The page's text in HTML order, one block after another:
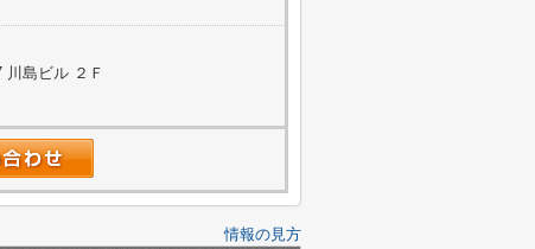
川島ビル ２Ｆ
情報の見方